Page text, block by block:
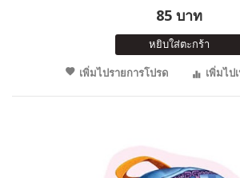
85 บาท
หยิบใส่ตะกร้า
เพิ่มไปรายการโปรด
เพิ่มไป